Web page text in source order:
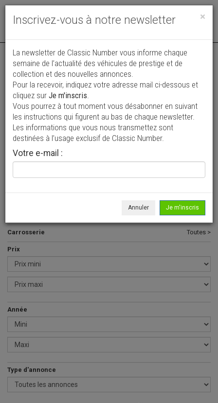
Toggle
Vos annonces vues par
plus de 4 millions de collectionneurs
Ajouter une annonce
> Rechercher un véhicule
Tous >
Carrosserie Toutes >
Prix
Année
Type d'annonce
×
Inscrivez-vous à notre newsletter
La newsletter de Classic Number vous informe chaque
semaine de l’actualité des véhicules de prestige et de
collection et des nouvelles annonces.
Pour la recevoir, indiquez votre adresse mail ci-dessous et
cliquez sur Je m'inscris.
Vous pourrez à tout moment vous désabonner en suivant
les instructions qui figurent au bas de chaque newsletter.
Les informations que vous nous transmettez sont
destinées à l’usage exclusif de Classic Number.
Votre e-mail :
Annuler Je m'inscris